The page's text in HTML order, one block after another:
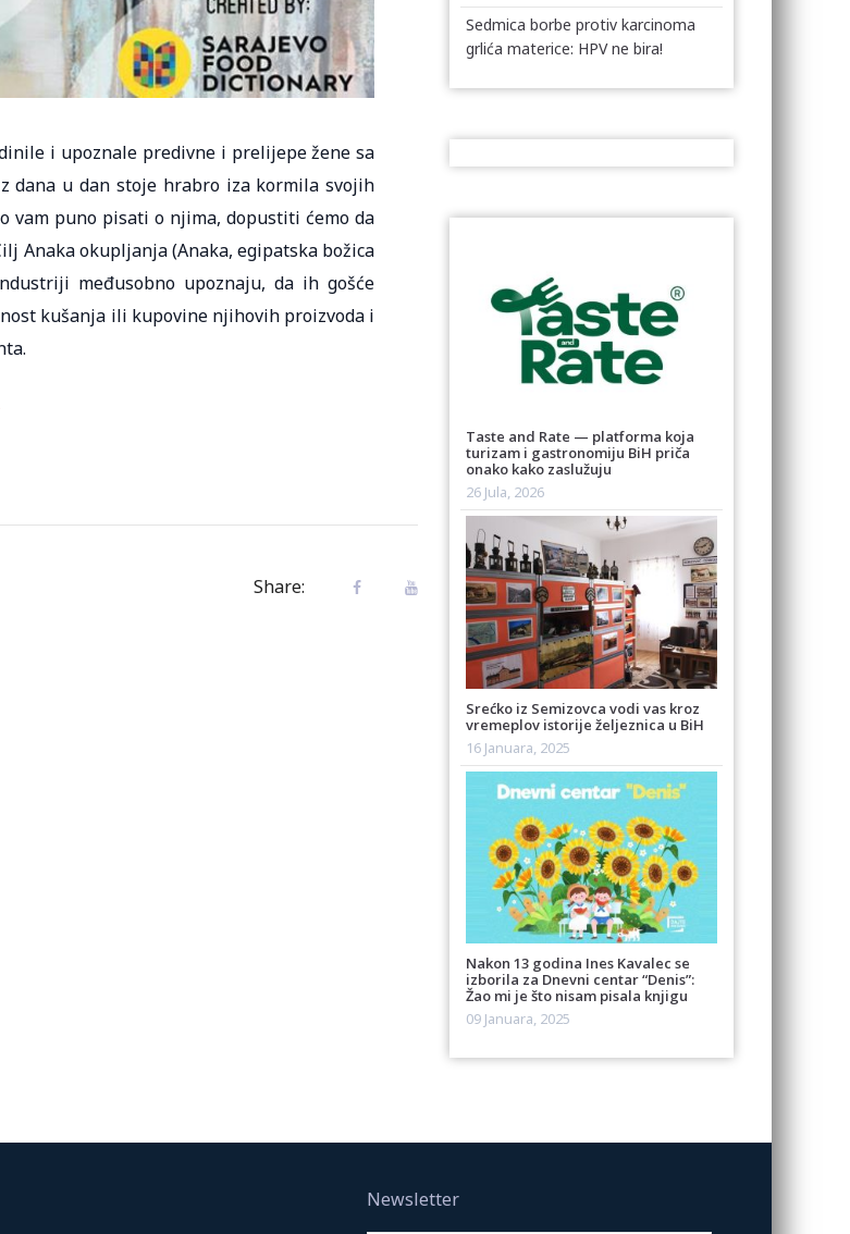
i upoznale predivne i prelijepe žene sa
dana u dan stoje hrabro iza kormila svojih
vam puno pisati o njima, dopustiti ćemo da
Anaka okupljanja (Anaka, egipatska božica
međusobno upoznaju, da ih gošće
kušanja ili kupovine njihovih proizvoda i
Share:
Sedmica borbe protiv karcinoma
grlića materice: HPV ne bira!
Taste and Rate — platforma koja
turizam i gastronomiju BiH priča
onako kako zaslužuju
26 Jula, 2026
Srećko iz Semizovca vodi vas kroz
vremeplov istorije željeznica u BiH
16 Januara, 2025
Nakon 13 godina Ines Kavalec se
izborila za Dnevni centar “Denis”:
Žao mi je što nisam pisala knjigu
09 Januara, 2025
Newsletter